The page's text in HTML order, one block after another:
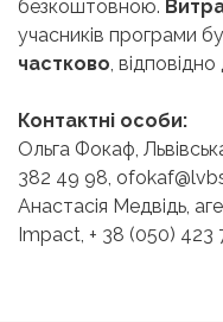
безкоштовною.
учасників програми
частково ,
Контактні особи:
Ольга Фокаф,
382 49 98,
Анастасія Медвідь,
Impact, + 38 (050) 423